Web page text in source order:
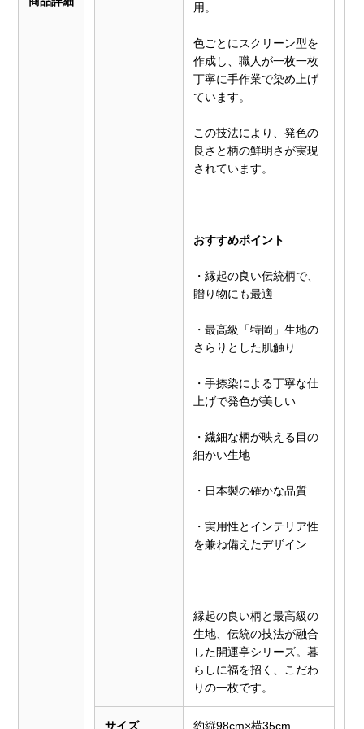
用。
色ごとにスクリーン型を
作成し、職人が一枚一枚
丁寧に手作業で染め上げ
ています。
この技法により、発色の
良さと柄の鮮明さが実現
されています。
おすすめポイント
・縁起の良い伝統柄で、
贈り物にも最適
・最高級「特岡」生地の
さらりとした肌触り
・手捺染による丁寧な仕
上げで発色が美しい
・繊細な柄が映える目の
細かい生地
・日本製の確かな品質
・実用性とインテリア性
を兼ね備えたデザイン
縁起の良い柄と最高級の
生地、伝統の技法が融合
した開運亭シリーズ。暮
らしに福を招く、こだわ
りの一枚です。
サイズ 約縦98cm×横35cm